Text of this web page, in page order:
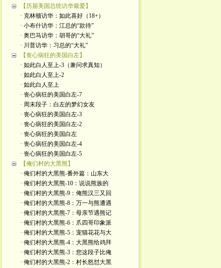
【历届美国总统访华最爱】
· 克林顿访华：如此喜好（18+）
· 小布什访华：江总的“款待”
· 奥巴马访华：胡哥的“大礼”
· 川普访华：习总的“大礼”
【丧心病狂的美国白左】
· 如此白人至上-3（兼问求真知）
· 如此白人至上-2
· 如此白人至上
· 丧心病狂的美国白左-7
· 周末段子：白左的梦幻女友
· 丧心病狂的美国白左-3
· 丧心病狂的美国白左-2
· 丧心病狂的美国白左
· 丧心病狂的美国白左-4
· 丧心病狂的美国白左-5
【俺们村的大黑熊】
· 俺们村的大黑熊-番外篇：山东大
· 俺们村的大黑熊-10：说说熊族的
· 俺们村的大黑熊-9：俺熊汉三又回
· 俺们村的大黑熊-8：万一与熊遭遇
· 俺们村的大黑熊-7：母亲节遇熊记
· 俺们村的大黑熊-6：爪四哥印象派
· 俺们村的大黑熊-5：宠猫花花与大
· 俺们村的大黑熊-4：大黑熊给鸡拜
· 俺们村的大黑熊-3：您这段子比俺
· 俺们村的大黑熊-2：村长怒怼大黑